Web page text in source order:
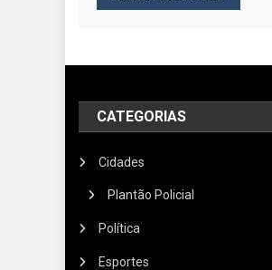
CATEGORIAS
Cidades
Plantão Policial
Política
Esportes